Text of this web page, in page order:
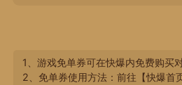
1、游戏免单券可在快爆内免费购买
2、免单券使用方法：前往【快爆首